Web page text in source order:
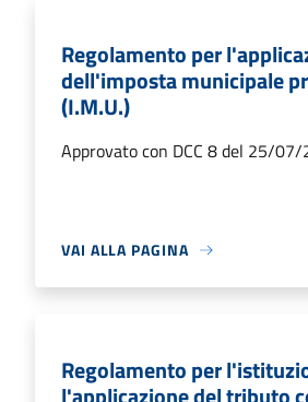
Regolamento per
dell'imposta municipale
(I.M.U.)
Approvato con DCC 8 del 25/
VAI ALLA PAGINA
Regolamento per